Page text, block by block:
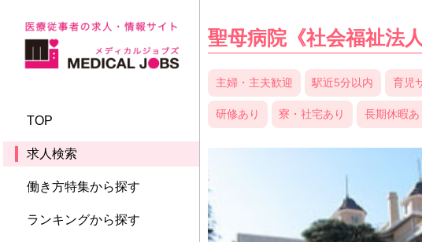
TOP
求人検索
働き方特集から探す
ランキングから探す
聖母病院《社会福祉法
主婦・主夫歓迎 駅近5分以内 育児
研修あり 寮・社宅あり 長期休暇あ